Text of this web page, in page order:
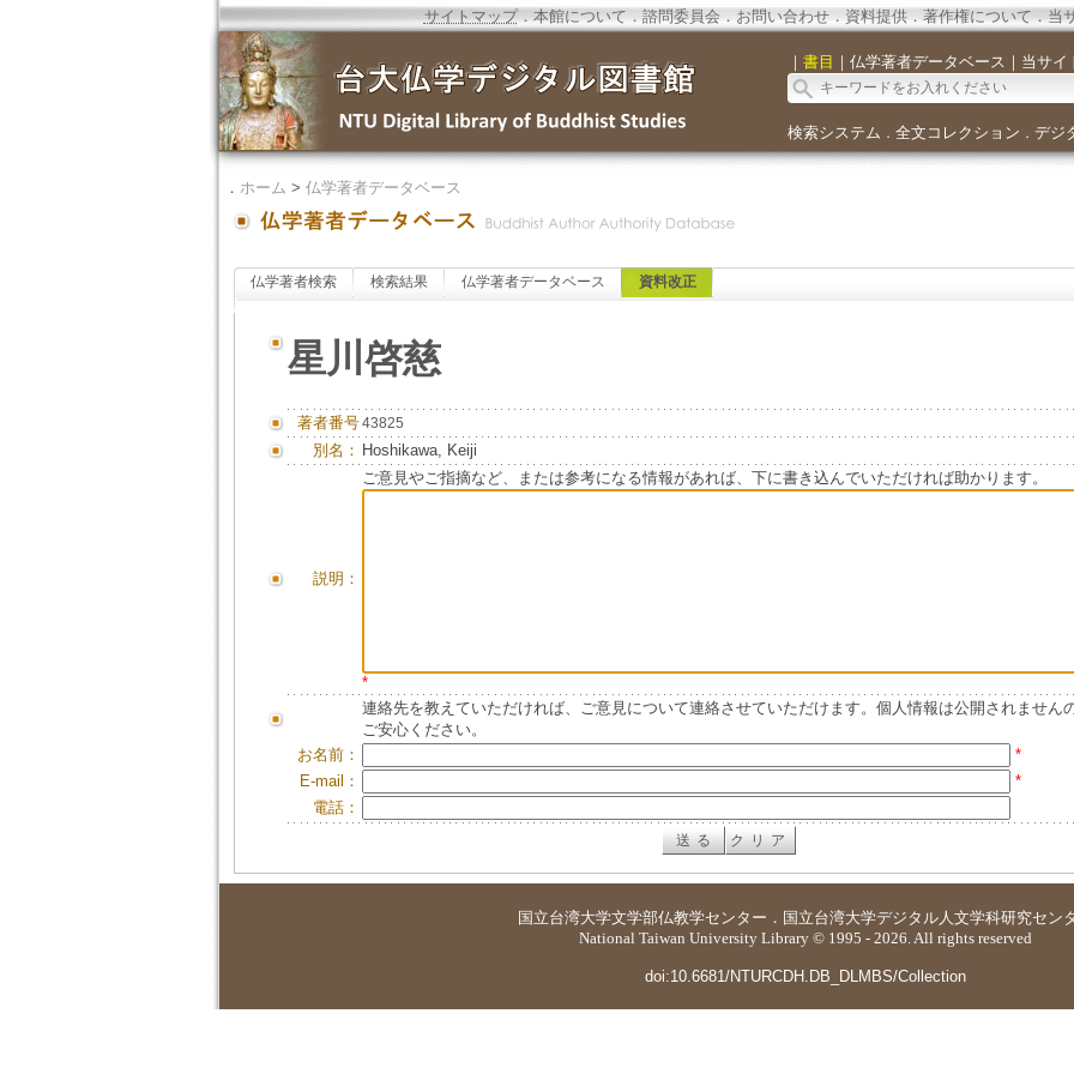
サイトマップ．本館について．諮問委員会． お問い合わせ． 資料提供．著作権について．当
｜ 書目 ｜ 仏学著者データベース ｜ 当サイ
検索システム ． 全文コレクション ． デジ
． ホーム > 仏学著者データベース
仏学著者検索 検索結果 仏学著者データベース 資料改正
星川啓慈
著者番号43825
別名： Hoshikawa, Keiji
説明：
ご意見やご指摘など、または参考になる情報があれば、下に書き込んでいただければ助かります。
*
連絡先を教えていただければ、ご意見について連絡させていただけます。個人情報は公開されません
ご安心ください。
お名前：
*
E-mail：
*
電話：
国立台湾大学文学部仏教学センター ． 国立台湾大学デジタル人文学科研究セン
National Taiwan University Library © 1995 - 2026. All rights reserved
doi:10.6681/NTURCDH.DB_DLMBS/Collection